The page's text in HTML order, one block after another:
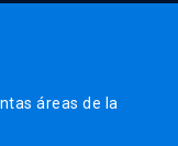
áreas de la